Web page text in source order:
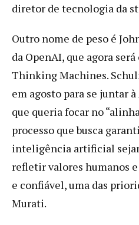
diretor de tecnologia da
Outro nome de peso é
da OpenAI, que agora
Thinking Machines.
em agosto para se juntar
que queria focar no
processo que busca
inteligência artificial
refletir valores humanos
e confiável, uma das
Murati.